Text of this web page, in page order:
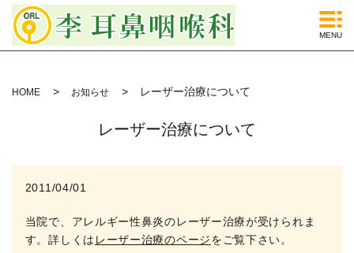
MENU
HOME お知らせ レーザー治療について
レーザー治療について
2011/04/01
当院で、アレルギー性鼻炎のレーザー治療が受けられま
す。詳しくは レーザー治療のページをご覧下さい。